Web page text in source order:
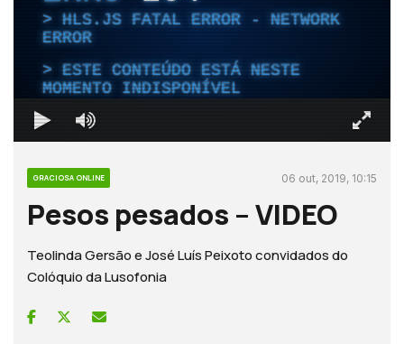
HLS.JS FATAL ERROR - NETWORK
ERROR
ESTE CONTEÚDO ESTÁ NESTE
MOMENTO INDISPONÍVEL
GRACIOSA ONLINE 06 out, 2019, 10:15
Pesos pesados – VIDEO
Teolinda Gersão e José Luís Peixoto convidados do
Colóquio da Lusofonia